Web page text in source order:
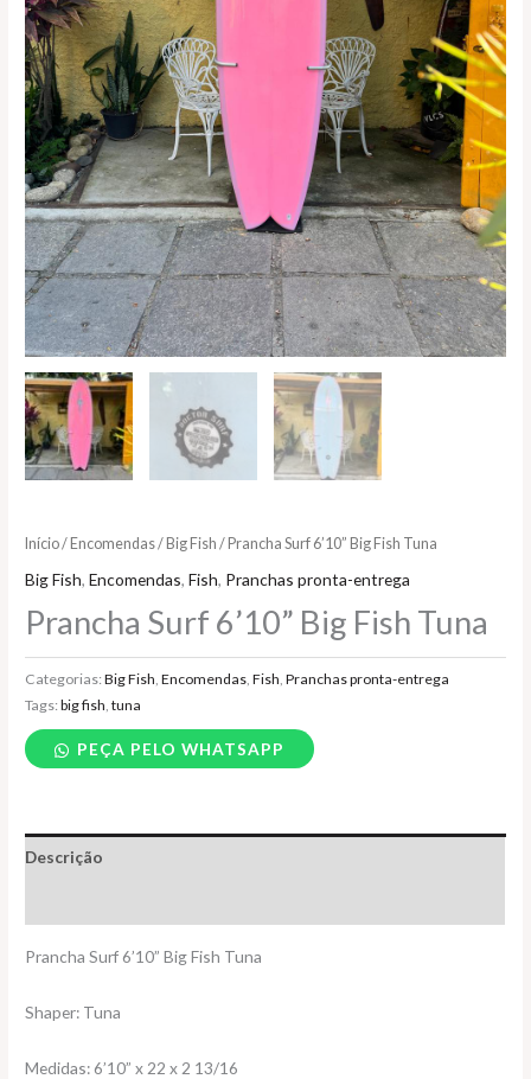
Início/Encomendas/Big Fish / Prancha Surf 6’10” Big Fish Tuna
Big Fish,Encomendas,Fish, Pranchas pronta-entrega
Prancha Surf 6’10” Big Fish Tuna
Categorias:Big Fish ,Encomendas ,Fish ,Pranchas pronta-entrega
Tags:big fish ,tuna
PEÇA PELO WHATSAPP
Descrição
Prancha Surf 6’10” Big Fish Tuna
Shaper: Tuna
Medidas: 6’10” x 22 x 2 13/16